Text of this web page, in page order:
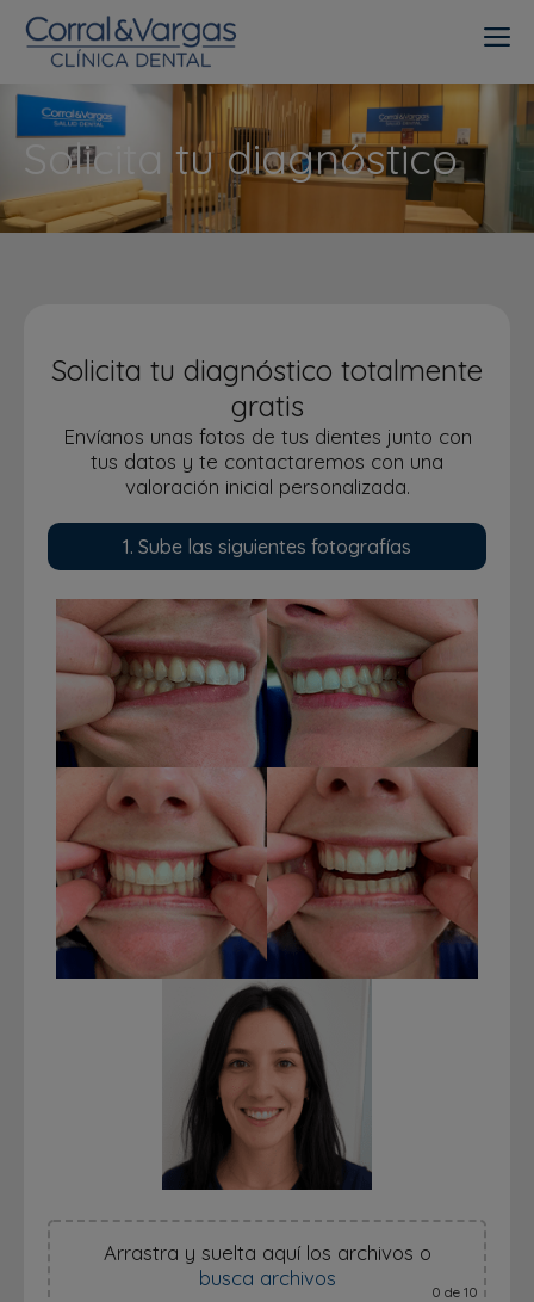
Solicita tu diagnóstico
Solicita tu diagnóstico totalmente
gratis
Envíanos unas fotos de tus dientes junto con
tus datos y te contactaremos con una
valoración inicial personalizada.
1. Sube las siguientes fotografías
Arrastra y suelta aquí los archivos o
busca archivos
0 de 10